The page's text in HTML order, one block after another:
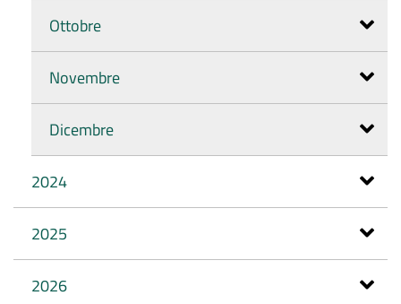
Ottobre
Novembre
Dicembre
2024
2025
2026